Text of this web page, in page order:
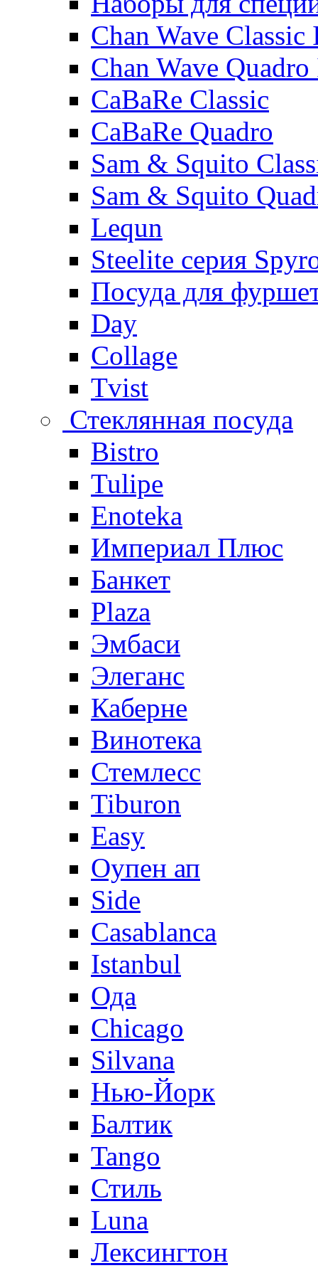
Chan Wave
Chan Wave
CaBaRe Classic
CaBaRe Quadro
Sam & Squito
Sam & Squito
Lequn
Steelite серия
Посуда для
Day
Collage
Tvist
Стеклянная посуда
Bistro
Tulipe
Enoteka
Империал Плюс
Банкет
Plaza
Эмбаси
Элеганс
Каберне
Винотека
Стемлесс
Tiburon
Easy
Оупен ап
Side
Casablanca
Istanbul
Ода
Chicago
Silvana
Нью-Йорк
Балтик
Tango
Стиль
Luna
Лексингтон